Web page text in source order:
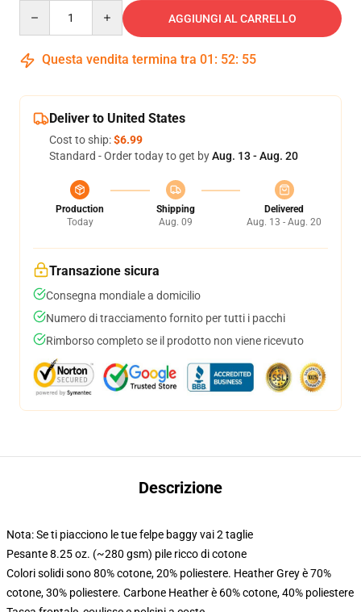
AGGIUNGI AL CARRELLO
Questa vendita termina tra 01 : 52: 54
Deliver to United States
Cost to ship:$6.99
Standard - Order today to get byAug. 13 - Aug. 20
Production
Today
Shipping
Aug. 09
Delivered
Aug. 13 - Aug. 20
Transazione sicura
Consegna mondiale a domicilio
Numero di tracciamento fornito per tutti i pacchi
Rimborso completo se il prodotto non viene ricevuto
Descrizione
Nota: Se ti piacciono le tue felpe baggy vai 2 taglie
Pesante 8.25 oz. (~280 gsm) pile ricco di cotone
Colori solidi sono 80% cotone, 20% poliestere. Heather Grey è 70%
cotone, 30% poliestere. Carbone Heather è 60% cotone, 40% poliestere